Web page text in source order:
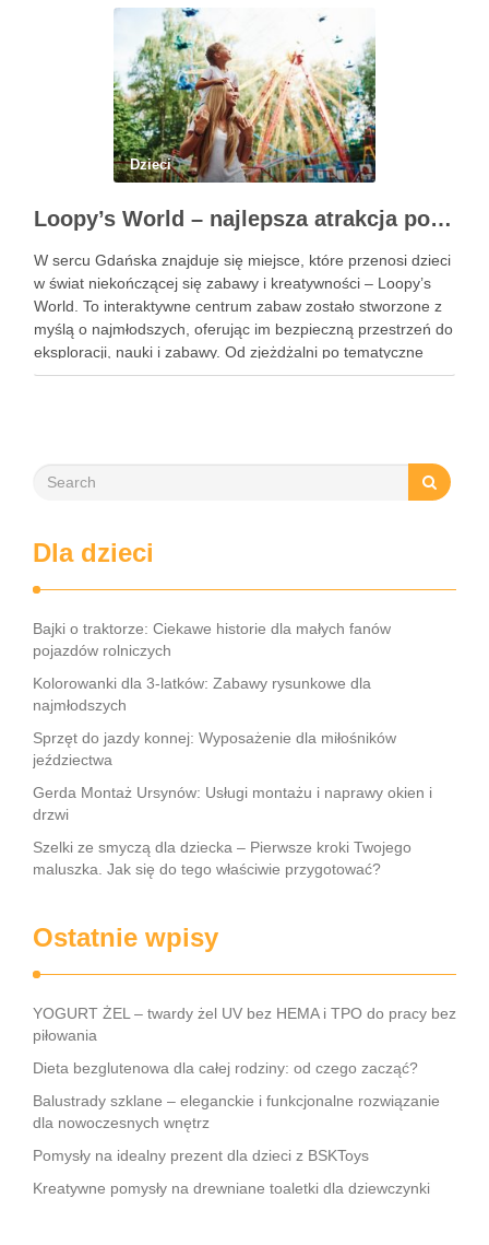
Dzieci
Loopy’s World – najlepsza atrakcja pod dachem dla dzieci w Gdańsku
W sercu Gdańska znajduje się miejsce, które przenosi dzieci
w świat niekończącej się zabawy i kreatywności – Loopy’s
World. To interaktywne centrum zabaw zostało stworzone z
myślą o najmłodszych, oferując im bezpieczną przestrzeń do
eksploracji, nauki i zabawy. Od zjeżdżalni po tematyczne
strefy, Loopy’s World zaspokaja różnorodne potrzeby dzieci,
Dla dzieci
Bajki o traktorze: Ciekawe historie dla małych fanów
pojazdów rolniczych
Kolorowanki dla 3-latków: Zabawy rysunkowe dla
najmłodszych
Sprzęt do jazdy konnej: Wyposażenie dla miłośników
jeździectwa
Gerda Montaż Ursynów: Usługi montażu i naprawy okien i
drzwi
Szelki ze smyczą dla dziecka – Pierwsze kroki Twojego
maluszka. Jak się do tego właściwie przygotować?
Ostatnie wpisy
YOGURT ŻEL – twardy żel UV bez HEMA i TPO do pracy bez
piłowania
Dieta bezglutenowa dla całej rodziny: od czego zacząć?
Balustrady szklane – eleganckie i funkcjonalne rozwiązanie
dla nowoczesnych wnętrz
Pomysły na idealny prezent dla dzieci z BSKToys
Kreatywne pomysły na drewniane toaletki dla dziewczynki